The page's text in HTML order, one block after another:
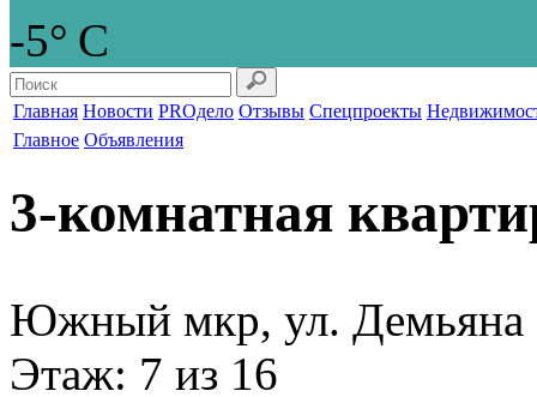
-5° С
Главная Новости PROдело Отзывы Спецпроекты
Главное Объявления
3-комнатная
Южный мкр, ул. Демьяна
Этаж: 7 из 16